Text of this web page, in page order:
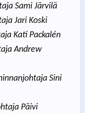
Sami Järvilä
Jari Koski
Kati Packalén
Andrew
Sini
Päivi